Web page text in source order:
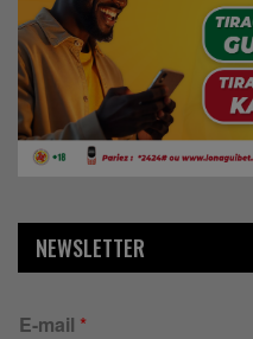
NEWSLETTER
E-mail *